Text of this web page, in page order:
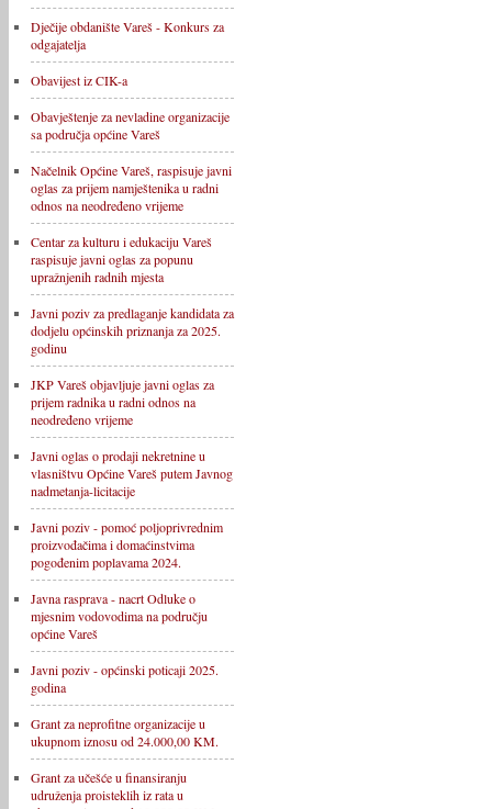
Dječije obdanište Vareš - Konkurs za
odgajatelja
Obavijest iz CIK-a
Obavještenje za nevladine organizacije
sa područja općine Vareš
Načelnik Općine Vareš, raspisuje javni
oglas za prijem namještenika u radni
odnos na neodređeno vrijeme
Centar za kulturu i edukaciju Vareš
raspisuje javni oglas za popunu
upražnjenih radnih mjesta
Javni poziv za predlaganje kandidata za
dodjelu općinskih priznanja za 2025.
godinu
JKP Vareš objavljuje javni oglas za
prijem radnika u radni odnos na
neodređeno vrijeme
Javni oglas o prodaji nekretnine u
vlasništvu Općine Vareš putem Javnog
nadmetanja-licitacije
Javni poziv - pomoć poljoprivrednim
proizvođačima i domaćinstvima
pogođenim poplavama 2024.
Javna rasprava - nacrt Odluke o
mjesnim vodovodima na području
općine Vareš
Javni poziv - općinski poticaji 2025.
godina
Grant za neprofitne organizacije u
ukupnom iznosu od 24.000,00 KM.
Grant za učešće u finansiranju
udruženja proisteklih iz rata u